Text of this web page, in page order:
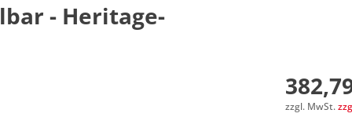
- Heritage-
zzgl. MwSt.